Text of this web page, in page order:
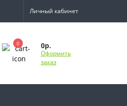
Личный кабинет
0 0р.
Оформить
заказ